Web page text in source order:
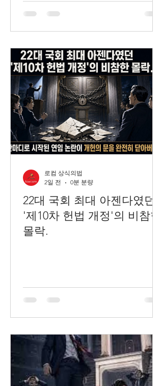
22대 국회 최대 아젠다였던
'제10차 헌법 개정'의 비참한
몰락.
로컴 상식의법
2일 전
0분 분량